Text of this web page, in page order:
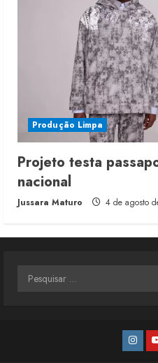
Produção Limpa
Projeto testa
nacional
Jussara Maturo 4 de agosto
Pesquisar